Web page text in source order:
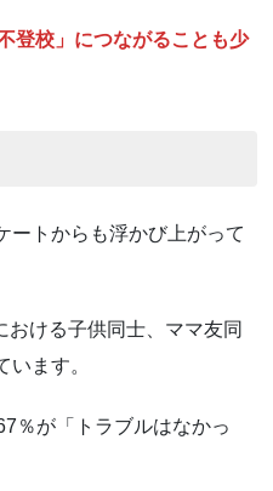
登校」につながることも少
ートからも浮かび上がって
おける子供同士、ママ友同
ます。
％が「トラブルはなかっ